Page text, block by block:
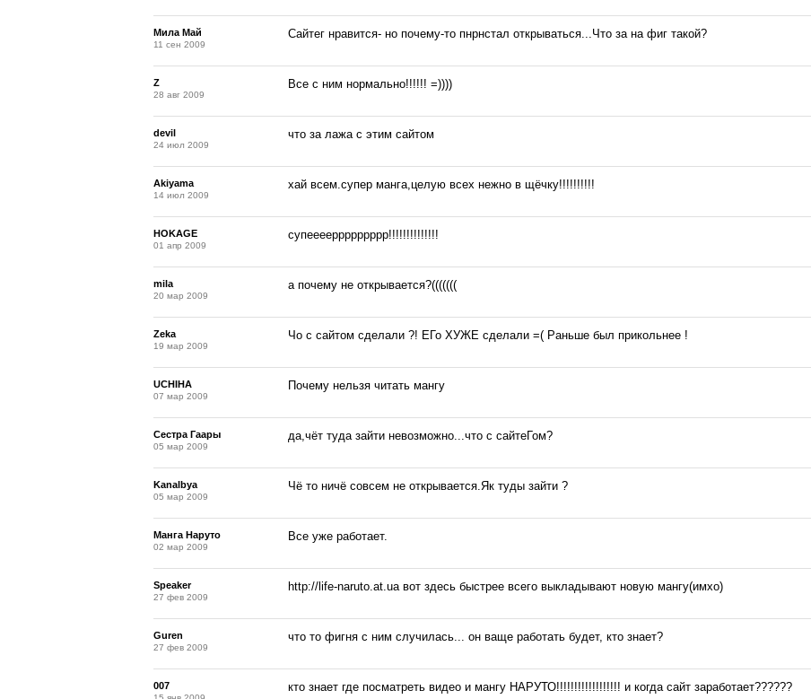
Мила Май
11 сен 2009
Сайтег нравится- но почему-то пнрнстал открываться...Что за на фиг такой?
Z
28 авг 2009
Все с ним нормально!!!!!! =))))
devil
24 июл 2009
что за лажа с этим сайтом
Akiyama
14 июл 2009
хай всем.супер манга,целую всех нежно в щёчку!!!!!!!!!!
HOKAGE
01 апр 2009
супееееррррррррр!!!!!!!!!!!!!!
mila
20 мар 2009
а почему не открывается?(((((((
Zeka
19 мар 2009
Чо с сайтом сделали ?! ЕГо ХУЖЕ сделали =( Раньше был прикольнее !
UCHIHA
07 мар 2009
Почему нельзя читать мангу
Сестра Гаары
05 мар 2009
да,чёт туда зайти невозможно...что с сайтеГом?
Kanalbya
05 мар 2009
Чё то ничё совсем не открывается.Як туды зайти ?
Манга Наруто
02 мар 2009
Все уже работает.
Speaker
27 фев 2009
http://life-naruto.at.ua вот здесь быстрее всего выкладывают новую мангу(имхо)
Guren
27 фев 2009
что то фигня с ним случилась... он ваще работать будет, кто знает?
007 кто знает где посматреть видео и мангу НАРУТО!!!!!!!!!!!!!!!!!! и когда сайт заработает??????